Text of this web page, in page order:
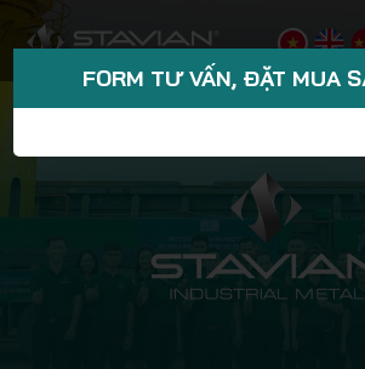
FORM TƯ VẤN, ĐẶT MUA